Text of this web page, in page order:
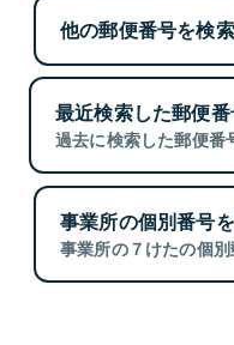
他の郵便番号を検
最近検索した郵便
過去に検索した郵便番
事業所の個別番号
事業所の７けたの個別